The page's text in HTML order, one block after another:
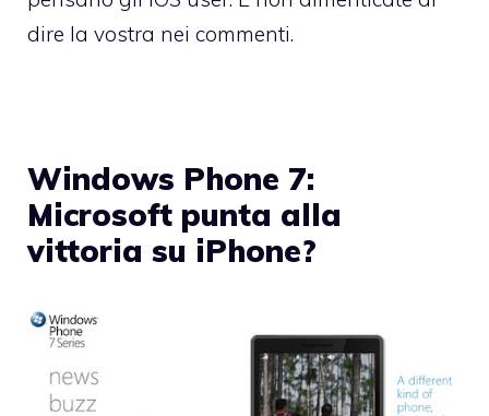
dire la vostra nei commenti.
Windows Phone 7:
Microsoft punta alla
vittoria su iPhone?